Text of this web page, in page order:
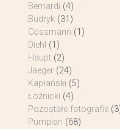
Bernardi (4)
Budryk (31)
Cossmann (1)
Diehl (1)
Haupt (2)
Jaeger (24)
Kapłański (5)
Łoźnicki (4)
Pozostałe fotografie
Pumpian (68)